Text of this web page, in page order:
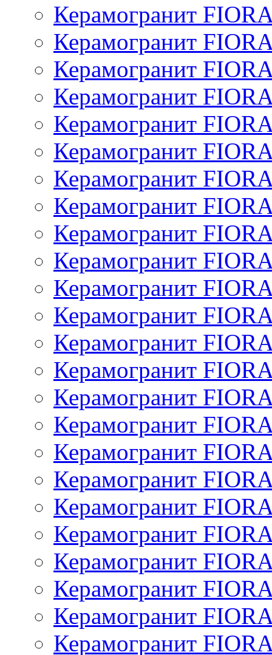
Керамогранит
Керамогранит
Керамогранит
Керамогранит
Керамогранит
Керамогранит
Керамогранит
Керамогранит
Керамогранит
Керамогранит
Керамогранит
Керамогранит
Керамогранит
Керамогранит
Керамогранит
Керамогранит
Керамогранит
Керамогранит
Керамогранит
Керамогранит
Керамогранит
Керамогранит
Керамогранит
Керамогранит